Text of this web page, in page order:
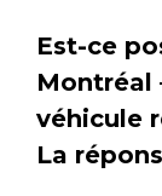
Est-ce
Montréal
véhicule
La